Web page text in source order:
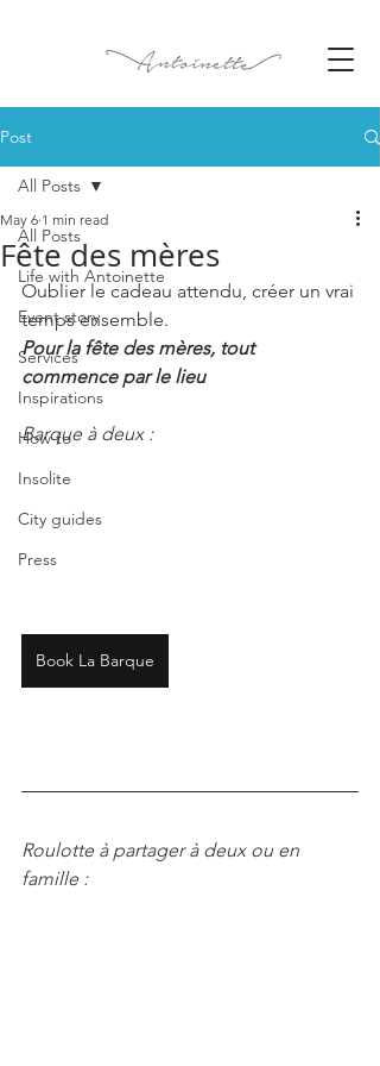
Post
All Posts
Life with Antoinette
Event story
Services
Inspirations
How to
Insolite
City guides
Press
All Posts
Fête des mères
May 6 1 min read
Oublier le cadeau attendu, créer un vrai
temps ensemble.
Pour la fête des mères, tout
commence par le lieu
Barque à deux :
Book La Barque
Roulotte à partager à deux ou en
famille :